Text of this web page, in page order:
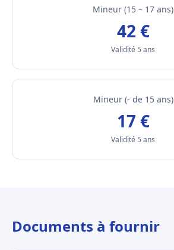
Mineur (15 – 17 ans)
42 €
Validité 5 ans
Mineur (- de 15 ans)
17 €
Validité 5 ans
Documents à fournir